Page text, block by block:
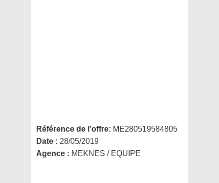
Référence de l’offre: ME280519584805
Date : 28/05/2019
Agence : MEKNES / EQUIPE